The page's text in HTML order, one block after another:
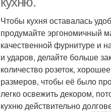
Чтобы кухня оставалась
продумайте эргономичный
качественной фурнитуре и
и ударов, делайте больше
количество розеток,
размеров, чтобы её было
легко освежить декором,
кухню действительно